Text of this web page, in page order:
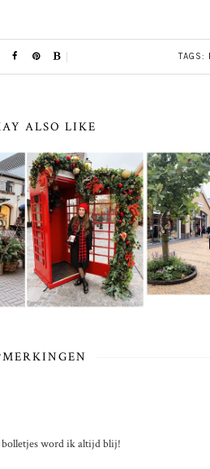
TAGS:
ALSO LIKE
bolletjes word ik altijd blij!